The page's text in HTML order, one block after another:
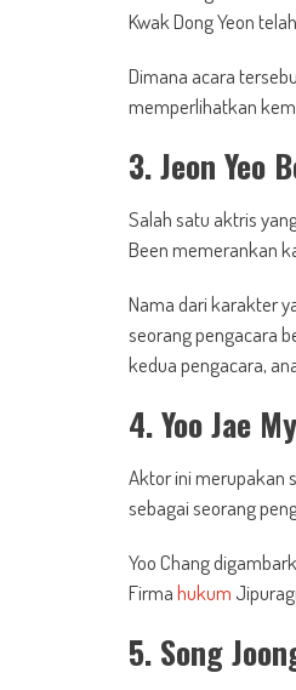
Kwak Dong Yeon
Dimana acara
memperlihatkan
3. Jeon Yeo
Salah satu aktris
Been memerankan
Nama dari karakter
seorang pengacara
kedua pengacara,
4. Yoo Jae
Aktor ini merupakan
sebagai seorang
Yoo Chang
Firmahukum
5. Song